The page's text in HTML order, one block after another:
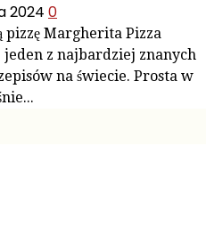
2024 0
pizzę Margherita Pizza
z najbardziej znanych
na świecie. Prosta w